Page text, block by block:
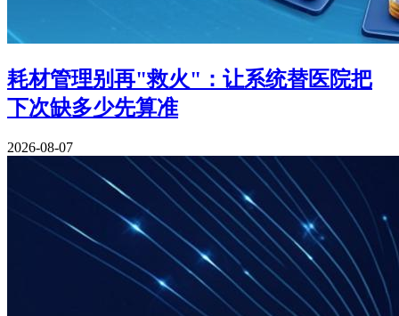
耗材管理别再"救火"：让系统替医院把
下次缺多少先算准
2026-08-07